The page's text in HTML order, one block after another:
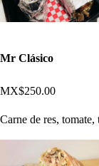
Mr Clásico
MX$250.00
Carne de res,